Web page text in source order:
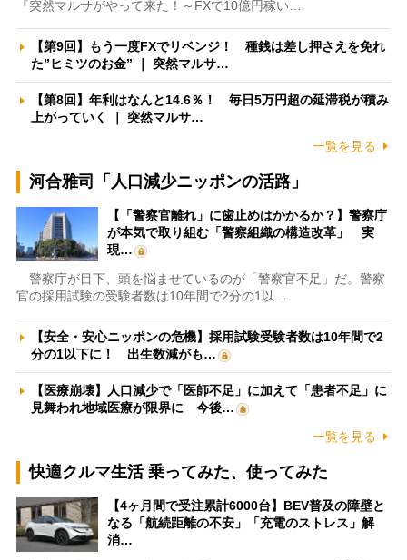
『突然マルサがやって来た！～FXで10億円稼い…
【第9回】もう一度FXでリベンジ！ 種銭は差し押さえを免れ
た”ヒミツのお金” ｜ 突然マルサ…
【第8回】年利はなんと14.6％！ 毎日5万円超の延滞税が積み
上がっていく ｜ 突然マルサ…
一覧を見る
河合雅司「人口減少ニッポンの活路」
【「警察官離れ」に歯止めはかかるか？】警察庁
が本気で取り組む「警察組織の構造改革」 実
現…
警察庁が目下、頭を悩ませているのが「警察官不足」だ。警察
官の採用試験の受験者数は10年間で2分の1以…
【安全・安心ニッポンの危機】採用試験受験者数は10年間で2
分の1以下に！ 出生数減がも…
【医療崩壊】人口減少で「医師不足」に加えて「患者不足」に
見舞われ地域医療が限界に 今後…
一覧を見る
快適クルマ生活 乗ってみた、使ってみた
【4ヶ月間で受注累計6000台】BEV普及の障壁と
なる「航続距離の不安」「充電のストレス」解
消…